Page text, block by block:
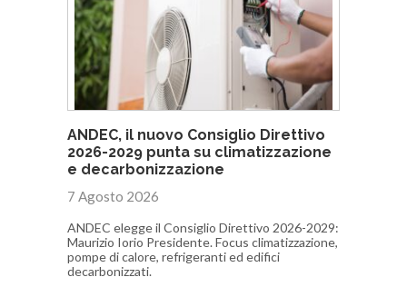
ANDEC, il nuovo Consiglio Direttivo
2026-2029 punta su climatizzazione
e decarbonizzazione
7 Agosto 2026
ANDEC elegge il Consiglio Direttivo 2026-2029:
Maurizio Iorio Presidente. Focus climatizzazione,
pompe di calore, refrigeranti ed edifici
decarbonizzati.